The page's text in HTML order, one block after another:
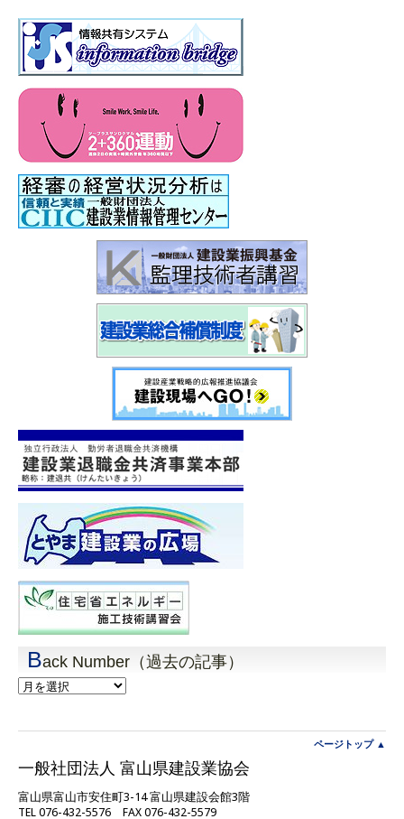
Back Number（過去の記事）
Back
Number（過
事）
ページトップ ▲
一般社団法人 富山県建設業協会
富山県富山市安住町3-14 富山県建設会館3階
TEL 076-432-5576 FAX 076-432-5579